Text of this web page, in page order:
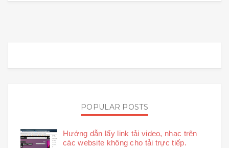
POPULAR POSTS
Hướng dẫn lấy link tải video, nhạc trên
các website không cho tải trực tiếp.